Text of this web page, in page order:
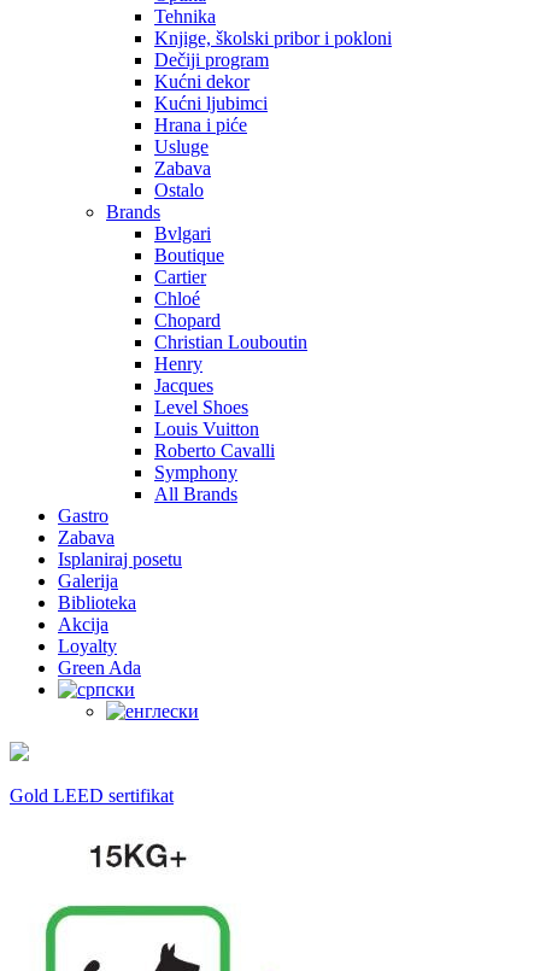
Tehnika
Knjige, školski pribor i pokloni
Dečiji program
Kućni dekor
Kućni ljubimci
Hrana i piće
Usluge
Zabava
Ostalo
Brands
Bvlgari
Boutique
Cartier
Chloé
Chopard
Christian Louboutin
Henry
Jacques
Level Shoes
Louis Vuitton
Roberto Cavalli
Symphony
All Brands
Gastro
Zabava
Isplaniraj posetu
Galerija
Biblioteka
Akcija
Loyalty
Green Ada
Gold LEED sertifikat